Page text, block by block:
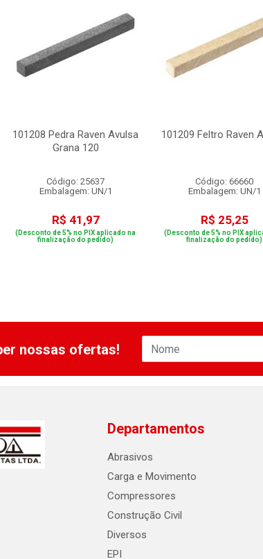
101208 Pedra Raven Avulsa
Grana 120
Código: 25637
Embalagem: UN/1
R$ 41,97
(Desconto de 5% no PIX aplicado na
finalização do pedido)
101209 Feltro Raven
Código: 66660
Embalagem: UN/1
R$ 25,25
(Desconto de 5% no PIX
finalização do pedido)
nossas ofertas!
Departamentos
Abrasivos
Carga e Movimento
Compressores
Construção Civil
Diversos
EPI